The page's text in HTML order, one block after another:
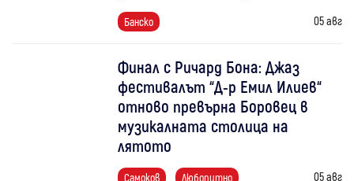
Банско 05 авг
Финал с Ричард Бона: Джаз
фестивалът “Д-р Емил Илиев“
отново превърна Боровец в
музикалната столица на
лятото
Самоков Любопитно 05 авг